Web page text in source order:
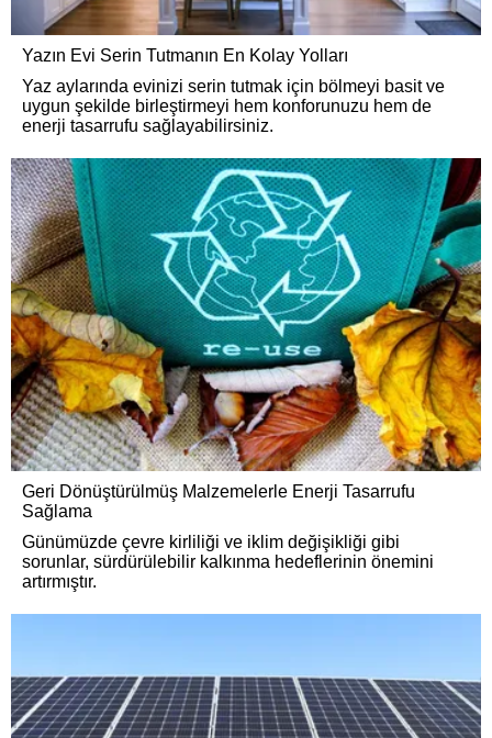
Yazın Evi Serin Tutmanın En Kolay Yolları
Yaz aylarında evinizi serin tutmak için bölmeyi basit ve
uygun şekilde birleştirmeyi hem konforunuzu hem de
enerji tasarrufu sağlayabilirsiniz.
Geri Dönüştürülmüş Malzemelerle Enerji Tasarrufu
Sağlama
Günümüzde çevre kirliliği ve iklim değişikliği gibi
sorunlar, sürdürülebilir kalkınma hedeflerinin önemini
artırmıştır.